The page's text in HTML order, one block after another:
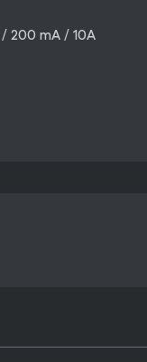
200 mA / 10A